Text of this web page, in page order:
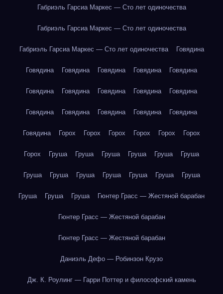
Габриэль Гарсиа Маркес — Сто лет одиночества
Габриэль Гарсиа Маркес — Сто лет одиночества
Габриэль Гарсиа Маркес — Сто лет одиночества Говядина
Говядина Говядина Говядина Говядина Говядина
Говядина Говядина Говядина Говядина Говядина
Говядина Говядина Говядина Говядина Говядина
Говядина Горох Горох Горох Горох Горох Горох
Горох Груша Груша Груша Груша Груша Груша
Груша Груша Груша Груша Груша Груша Груша
Груша Груша Груша Гюнтер Грасс — Жестяной барабан
Гюнтер Грасс — Жестяной барабан
Гюнтер Грасс — Жестяной барабан
Даниэль Дефо — Робинзон Крузо
Дж. К. Роулинг — Гарри Поттер и философский камень